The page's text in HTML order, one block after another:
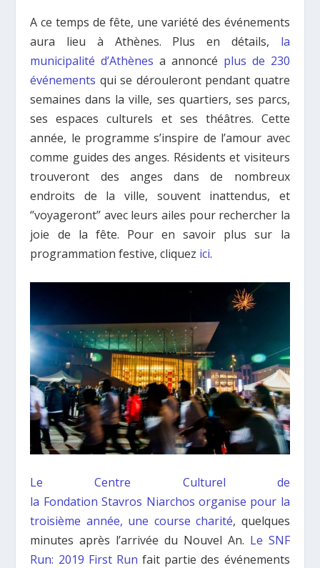
A ce temps de fête, une variété des événements
aura lieu à Athènes. Plus en détails, la
municipalité d’Athènes a annoncé plus de 230
événements qui se dérouleront pendant quatre
semaines dans la ville, ses quartiers, ses parcs,
ses espaces culturels et ses théâtres. Cette
année, le programme s’inspire de l’amour avec
comme guides des anges. Résidents et visiteurs
trouveront des anges dans de nombreux
endroits de la ville, souvent inattendus, et
‘’voyageront’’ avec leurs ailes pour rechercher la
joie de la fête. Pour en savoir plus sur la
programmation festive, cliquez ici.
Le Centre Culturel de
la Fondation Stavros Niarchos organise pour la
troisième année, une course charité, quelques
minutes après l’arrivée du Nouvel An. Le SNF
Run: 2019 First Runfait partie des événements